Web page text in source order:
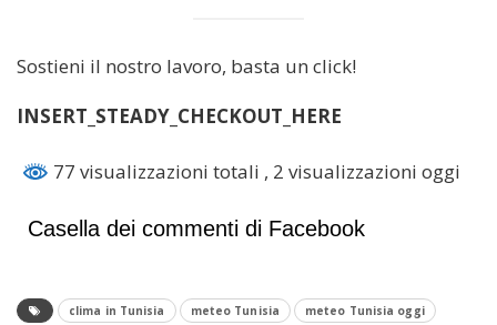
Sostieni il nostro lavoro, basta un click!
INSERT_STEADY_CHECKOUT_HERE
77 visualizzazioni totali , 2 visualizzazioni oggi
Casella dei commenti di Facebook
clima in Tunisia meteo Tunisia
meteo Tunisia oggi